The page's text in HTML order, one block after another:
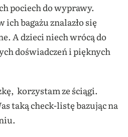
pociech do wyprawy.
bagażu znalazło się
A dzieci niech wrócą do
doświadczeń i pięknych
korzystam ze ściągi.
taką check-listę bazując na